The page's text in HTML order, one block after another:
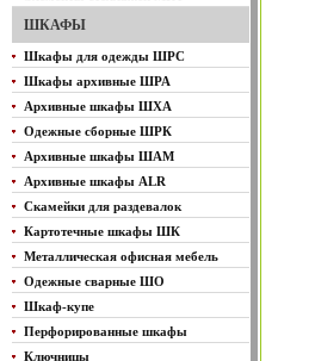
ШКАФЫ
Шкафы для одежды ШРС
Шкафы архивные ШРА
Архивные шкафы ШХА
Одежные сборные ШРК
Архивные шкафы ШАМ
Архивные шкафы ALR
Скамейки для раздевалок
Картотечные шкафы ШК
Металлическая офисная мебель
Одежные сварные ШО
Шкаф-купе
Перфорированные шкафы
Ключницы